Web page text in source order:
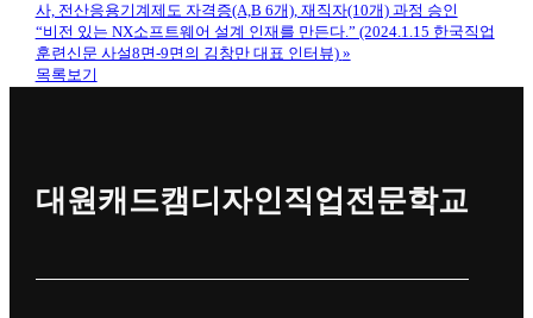
사, 전산응용기계제도 자격증(A,B 6개), 재직자(10개) 과정 승인
“비전 있는 NX소프트웨어 설계 인재를 만든다.” (2024.1.15 한국직업
훈련신문 사설8면-9면의 김창만 대표 인터뷰) »
목록보기
대원캐드캠디자인직업전문학교